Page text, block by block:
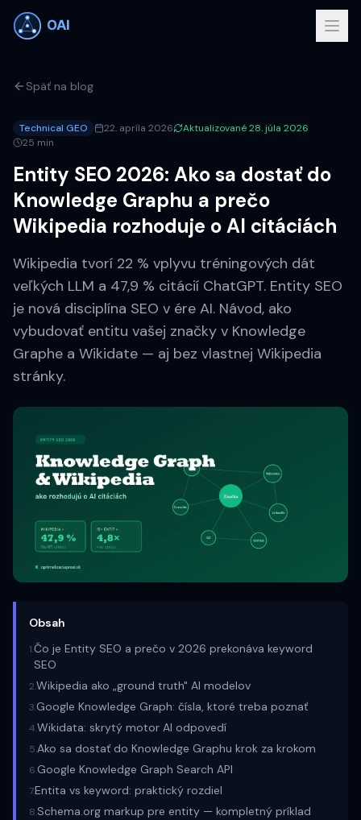
Späť na blog
Technical GEO 22. apríla 2026 Aktualizované28. júla 2026
25 min
Entity SEO 2026: Ako sa dostať do
Knowledge Graphu a prečo
Wikipedia rozhoduje o AI citáciách
Wikipedia tvorí 22 % vplyvu tréningových dát
veľkých LLM a 47,9 % citácií ChatGPT. Entity SEO
je nová disciplína SEO v ére AI. Návod, ako
vybudovať entitu vašej značky v Knowledge
Graphe a Wikidate — aj bez vlastnej Wikipedia
stránky.
Obsah
1.Čo je Entity SEO a prečo v 2026 prekonáva keyword
SEO
2.Wikipedia ako „ground truth" AI modelov
3.Google Knowledge Graph: čísla, ktoré treba poznať
4.Wikidata: skrytý motor AI odpovedí
5.Ako sa dostať do Knowledge Graphu krok za krokom
6.Google Knowledge Graph Search API
7.Entita vs keyword: praktický rozdiel
8.Schema.org markup pre entity — kompletný príklad